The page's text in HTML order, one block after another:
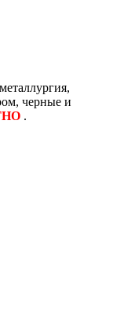
черные и
.